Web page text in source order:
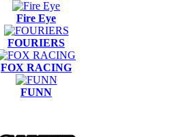
Fire Eye
FOURIERS
FOX RACING
FUNN